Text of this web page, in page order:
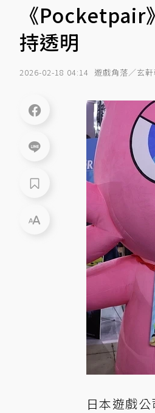
《Pocketpair
持透明
2026-02-18 04:14 遊戲角落／玄
日本遊戲